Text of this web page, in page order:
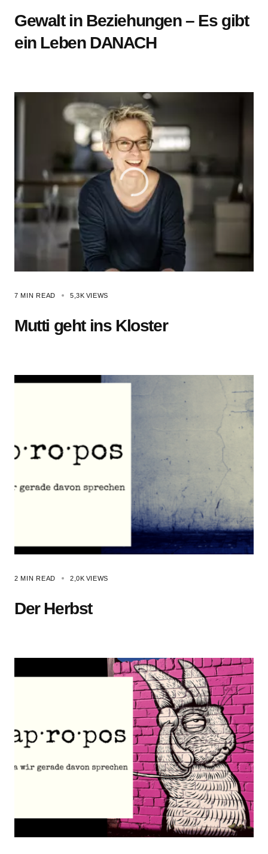
Gewalt in Beziehungen – Es gibt
ein Leben DANACH
7 MIN READ 5,3K VIEWS
Mutti geht ins Kloster
2 MIN READ 2,0K VIEWS
Der Herbst